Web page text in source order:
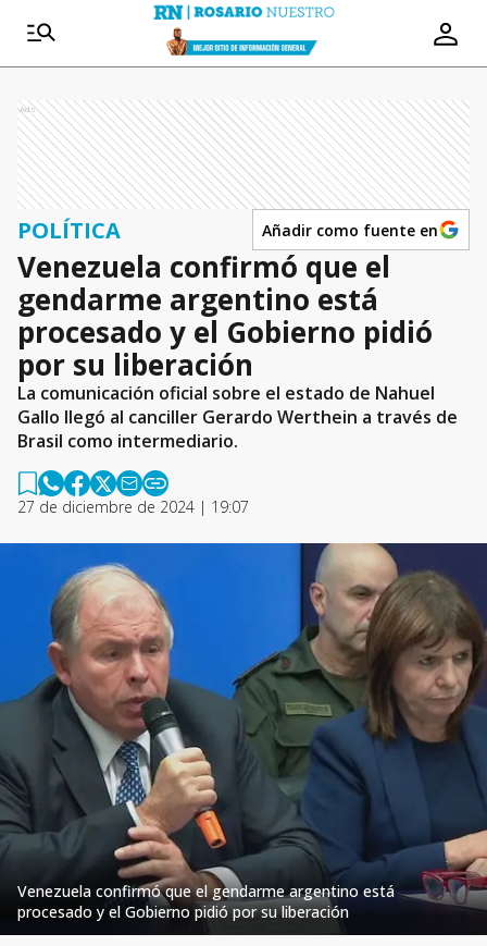
Ads
POLÍTICA Añadir como fuente en
Venezuela confirmó que el
gendarme argentino está
procesado y el Gobierno pidió
por su liberación
La comunicación oficial sobre el estado de Nahuel
Gallo llegó al canciller Gerardo Werthein a través de
Brasil como intermediario.
27 de diciembre de 2024 | 19:07
Venezuela confirmó que el gendarme argentino está
procesado y el Gobierno pidió por su liberación